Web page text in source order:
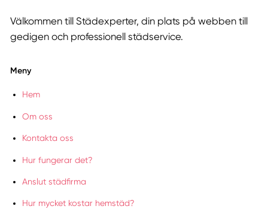
Välkommen till Städexperter, din plats på webben till
gedigen och professionell städservice.
Meny
Hem
Om oss
Kontakta oss
Hur fungerar det?
Anslut städfirma
Hur mycket kostar hemstäd?